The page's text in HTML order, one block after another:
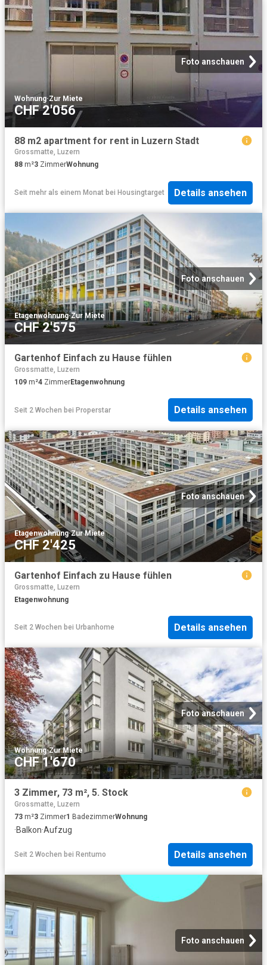
Foto anschauen
Wohnung·Zur Miete
CHF 2'056
88 m2 apartment for rent in Luzern Stadt
Grossmatte, Luzern
88 m²3 ZimmerWohnung
Seit mehr als einem Monat bei Housingtarget Details ansehen
Foto anschauen
Etagenwohnung·Zur Miete
CHF 2'575
Gartenhof Einfach zu Hause fühlen
Grossmatte, Luzern
109 m²4 ZimmerEtagenwohnung
Seit 2 Wochen bei Properstar Details ansehen
Foto anschauen
Etagenwohnung·Zur Miete
CHF 2'425
Gartenhof Einfach zu Hause fühlen
Grossmatte, Luzern
Etagenwohnung
Seit 2 Wochen bei Urbanhome Details ansehen
Foto anschauen
Wohnung·Zur Miete
CHF 1'670
3 Zimmer, 73 m², 5. Stock
Grossmatte, Luzern
73 m²3 Zimmer1 BadezimmerWohnung
·Balkon·Aufzug
Seit 2 Wochen bei Rentumo Details ansehen
Foto anschauen